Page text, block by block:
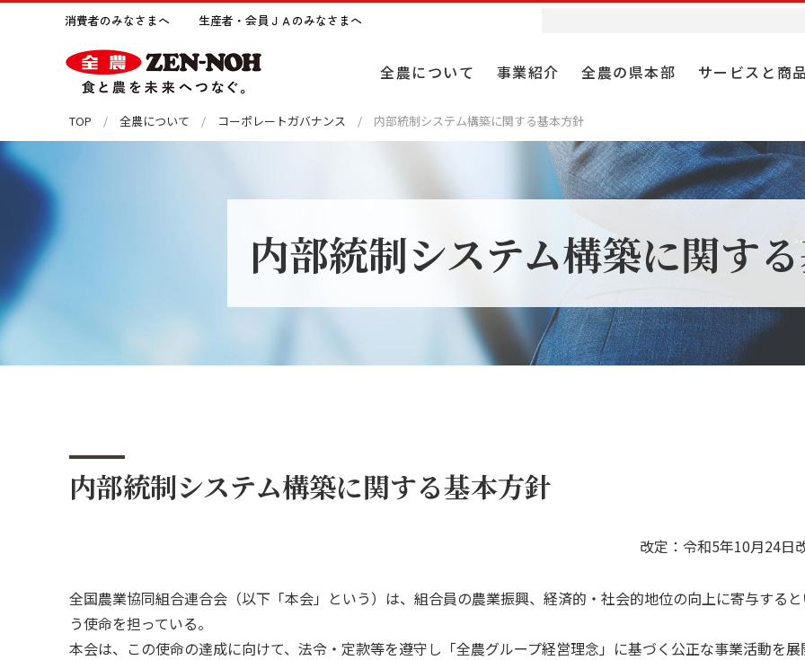
全農について
財務情報 役員等 研究・開発・人材
事業紹介
施設農住事業 畜産販売事業 畜産生産事業
輸出事業
全農の県本部 サービスと商品
みのりのおと Minorinote 全農グループ事業紹介動画 ファクトブック
消費者のみなさまへ 生産者・会員ＪＡのみなさまへ
TOP 全農について コーポレートガバナンス 内部統制システム構築に関する基本方針
内部統制システム構築に関す
内部統制システム構築に関する基本方針
改定：令和5年10月24日
全国農業協同組合連合会（以下「本会」という）は、組合員の農業振興、経済的・社会的地位の向上に寄与する
う使命を担っている。
本会は、この使命の達成に向けて、法令・定款等を遵守し「全農グループ経営理念」に基づく公正な事業活動を展